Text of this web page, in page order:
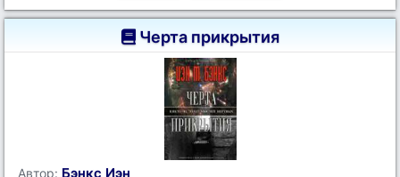
Черта прикрытия
Автор: Бэнкс Иэн